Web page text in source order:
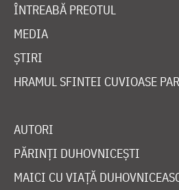
AUTORI
PĂRINȚI DUHOVNICEȘTI
MAICI CU VIAȚĂ
SINAXAR ALFABETIC
MĂNĂSTIRI ȘI BISERICI
CALENDAR ORTODOX